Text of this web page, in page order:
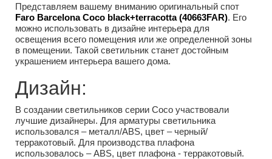
Представляем вашему вниманию оригинальный спот
Faro Barcelona Coco black+terracotta (40663FAR). Его
можно использовать в дизайне интерьера для
освещения всего помещения или же определенной зоны
в помещении. Такой светильник станет достойным
украшением интерьера вашего дома.
Дизайн:
В создании светильников серии Coco участвовали
лучшие дизайнеры. Для арматуры светильника
использовался – металл/ABS, цвет – черный/
терракотовый. Для производства плафона
использовалось – ABS, цвет плафона - терракотовый.